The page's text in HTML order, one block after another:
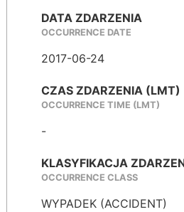
DATA ZDARZENIA
OCCURRENCE DATE
2017-06-24
CZAS ZDARZENIA (LMT)
OCCURRENCE TIME (LMT)
-
KLASYFIKACJA
OCCURRENCE CLASS
WYPADEK (ACCIDENT)